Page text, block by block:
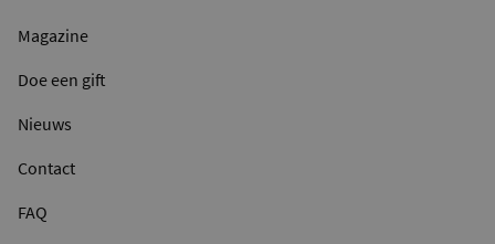
Magazine
Doe een gift
Nieuws
Contact
FAQ